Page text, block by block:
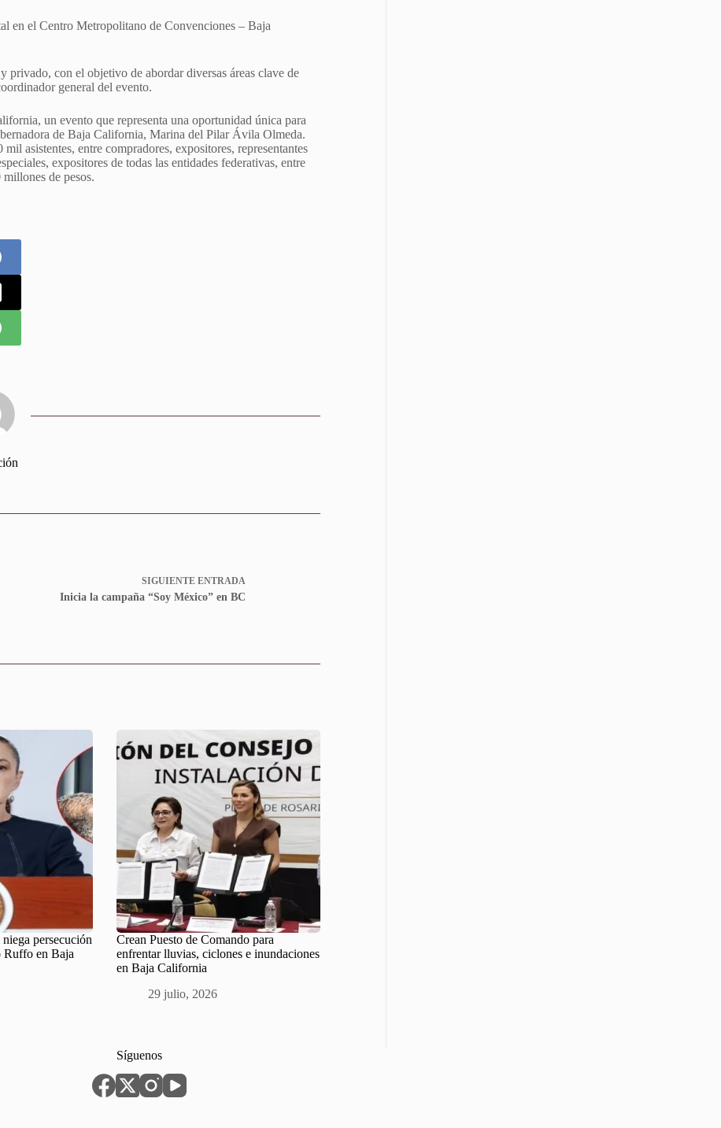
en el Centro Metropolitano de Convenciones – Baja
privado, con el objetivo de abordar diversas áreas clave de
general del evento.
un evento que representa una oportunidad única para
de Baja California, Marina del Pilar Ávila Olmeda.
asistentes, entre compradores, expositores, representantes
expositores de todas las entidades federativas, entre
de pesos.
SIGUIENTE ENTRADA
Inicia la campaña “Soy México” en BC
persecución
Ruffo en Baja
Crean Puesto de Comando para
enfrentar lluvias, ciclones e inundaciones
en Baja California
29 julio, 2026
Síguenos